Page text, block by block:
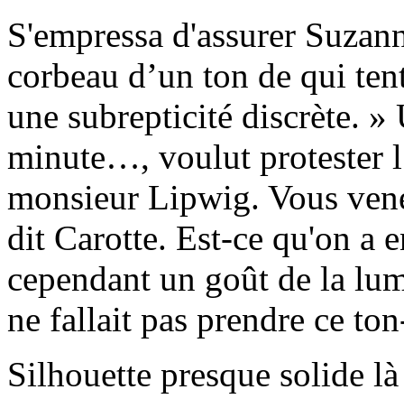
S'empressa d'assurer
corbeau d’un ton de qui
une subrepticité discrète.
minute…, voulut protester
monsieur Lipwig. Vous
dit Carotte. Est-ce qu'on a
cependant un goût de la
ne fallait pas prendre ce
Silhouette presque solide